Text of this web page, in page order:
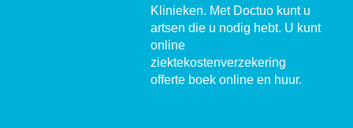
Klinieken. Met Doctuo kunt u
artsen die u nodig hebt. U kunt
online
ziektekostenverzekering
offerte boek online en huur.